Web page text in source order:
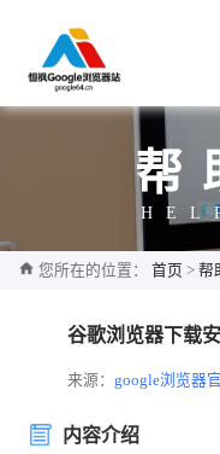
帮
您所在的位置： 首页 > 帮
谷歌浏览器下载
来源：google浏览器
内容介绍